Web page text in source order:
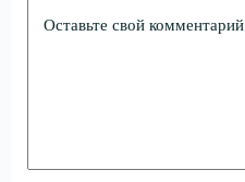
Оставьте свой комментарий